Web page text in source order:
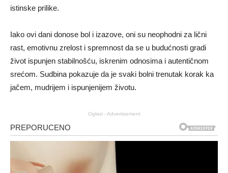
istinske prilike.
Iako ovi dani donose bol i izazove, oni su neophodni za lični
rast, emotivnu zrelost i spremnost da se u budućnosti gradi
život ispunjen stabilnošću, iskrenim odnosima i autentičnom
srećom. Sudbina pokazuje da je svaki bolni trenutak korak ka
jačem, mudrijem i ispunjenijem životu.
Oglasi - Advertisement